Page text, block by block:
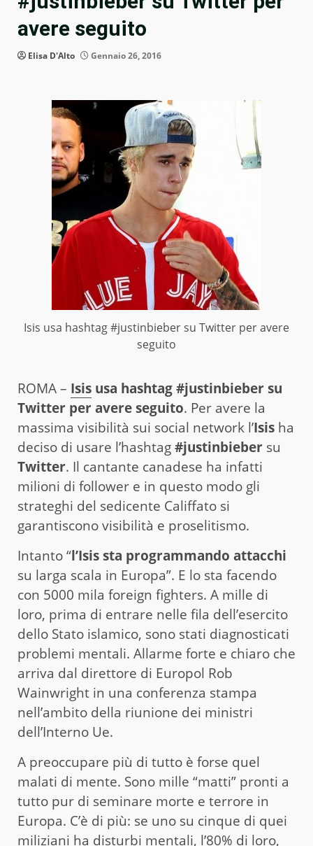
avere seguito
Elisa D'Alto Gennaio 26, 2016
Isis usa hashtag #justinbieber su Twitter per avere
seguito
ROMA – Isis usa hashtag #justinbieber su
Twitter per avere seguito. Per avere la
massima visibilità sui social network l’Isis ha
deciso di usare l’hashtag#justinbieber su
Twitter. Il cantante canadese ha infatti
milioni di follower e in questo modo gli
strateghi del sedicente Califfato si
garantiscono visibilità e proselitismo.
Intanto “l’Isis sta programmando attacchi
su larga scala in Europa”. E lo sta facendo
con 5000 mila foreign fighters. A mille di
loro, prima di entrare nelle fila dell’esercito
dello Stato islamico, sono stati diagnosticati
problemi mentali. Allarme forte e chiaro che
arriva dal direttore di Europol Rob
Wainwright in una conferenza stampa
nell’ambito della riunione dei ministri
dell’Interno Ue.
A preoccupare più di tutto è forse quel
malati di mente. Sono mille “matti” pronti a
tutto pur di seminare morte e terrore in
Europa. C’è di più: se uno su cinque di quei
miliziani ha disturbi mentali, l’80% di loro,